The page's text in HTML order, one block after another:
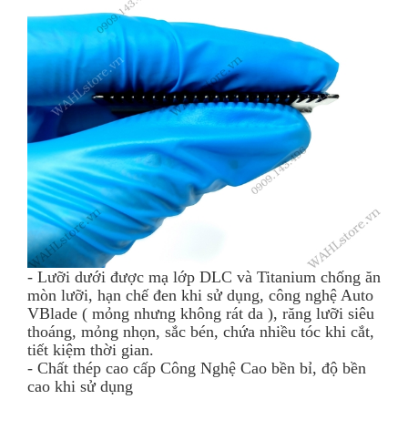
- Lưỡi dưới được mạ lớp DLC và Titanium chống ăn
mòn lưỡi, hạn chế đen khi sử dụng, công nghệ Auto
VBlade ( mỏng nhưng không rát da ), răng lưỡi siêu
thoáng, mỏng nhọn, sắc bén, chứa nhiều tóc khi cắt,
tiết kiệm thời gian.
- Chất thép cao cấp Công Nghệ Cao bền bỉ, độ bền
cao khi sử dụng